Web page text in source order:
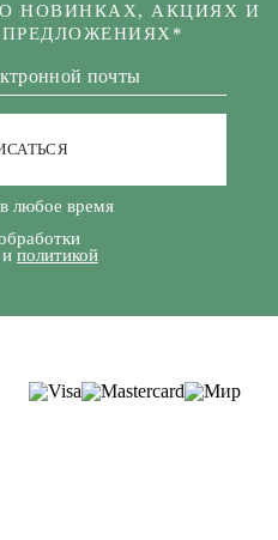
НОВИНКАХ, АКЦИЯХ И
политикой
любое время